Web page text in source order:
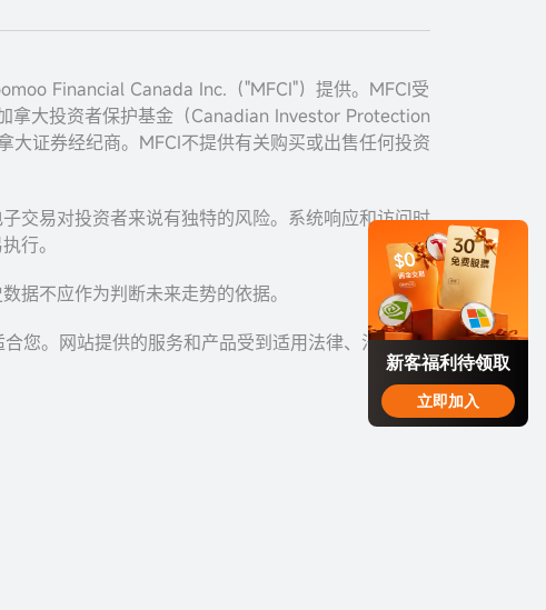
新客福利待领取
立即加入
Financial Canada Inc.（"MFCI"）提供。MFCI受
拿大投资者保护基金（Canadian Investor Protection
大证券经纪商。MFCI不提供有关购买或出售任何投资
交易对投资者来说有独特的风险。系统响应和访问时
行。
据不应作为判断未来走势的依据。
您。网站提供的服务和产品受到适用法律、法规以